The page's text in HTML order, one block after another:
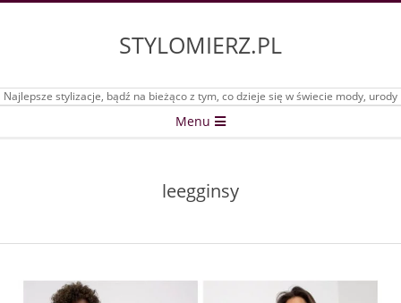
STYLOMIERZ.PL
Najlepsze stylizacje, bądź na bieżąco z tym, co dzieje się w świecie mody, urody
Menu
leegginsy